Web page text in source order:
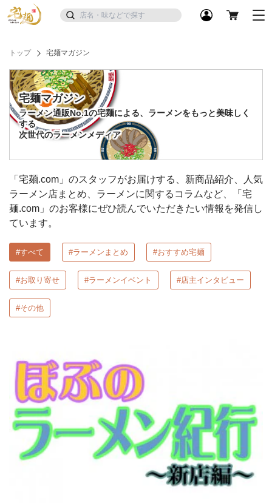
トップ 宅麺マガジン
宅麺マガジン
ラーメン通販No.1の宅麺による、ラーメンをもっと美味しく
する
次世代のラーメンメディア
「宅麺.com」のスタッフがお届けする、新商品紹介、人気
ラーメン店まとめ、ラーメンに関するコラムなど、「宅
麺.com」のお客様にぜひ読んでいただきたい情報を発信し
ています。
#すべて #ラーメンまとめ #おすすめ宅麺
#お取り寄せ #ラーメンイベント #店主インタビュー
#その他